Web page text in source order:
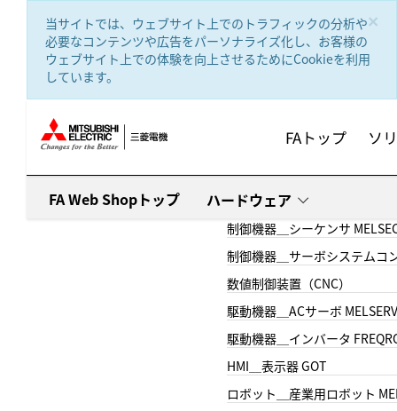
×
当サイトでは、ウェブサイト上でのトラフィックの分析や
必要なコンテンツや広告をパーソナライズ化し、お客様の
ウェブサイト上での体験を向上させるためにCookieを利用
しています。
FAトップ ソ
FA Web Shopトップ ハードウェア
制御機器＿シーケンサ
制御機器＿サーボシステムコ
数値制御装置（CNC）
駆動機器＿ACサーボ
駆動機器＿インバータ
HMI＿表示器 GOT
ロボット＿産業用ロボット